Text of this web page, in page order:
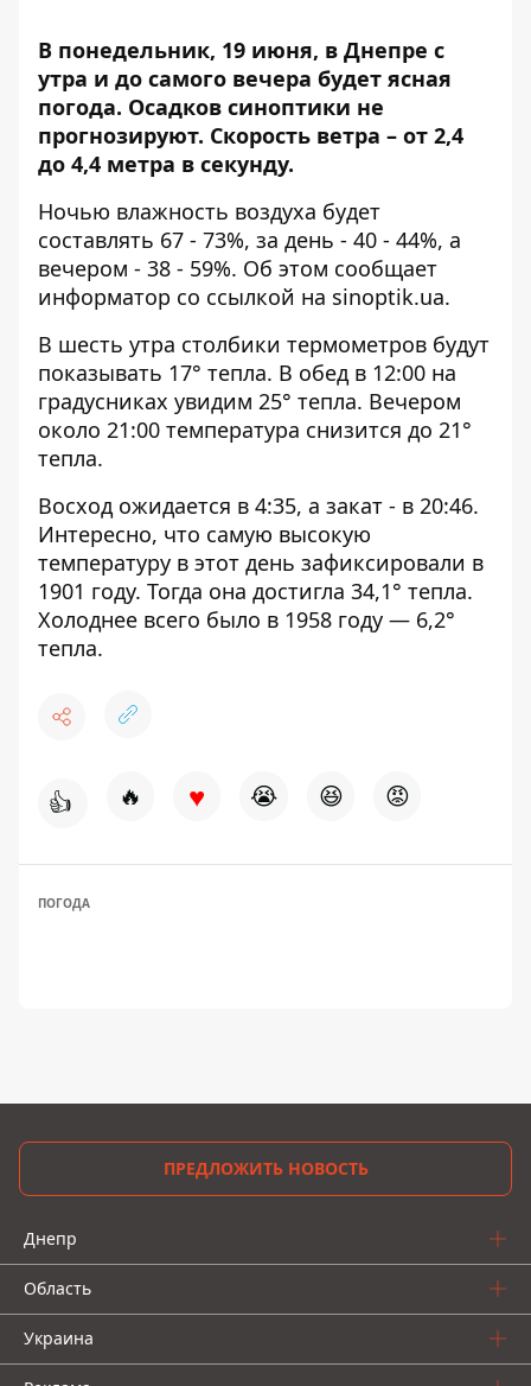
В понедельник, 19 июня, в Днепре с
утра и до самого вечера будет ясная
погода. Осадков синоптики не
прогнозируют. Скорость ветра – от 2,4
до 4,4 метра в секунду.
Ночью влажность воздуха будет
составлять 67 - 73%, за день - 40 - 44%, а
вечером - 38 - 59%. Об этом сообщает
информатор со ссылкой на sinoptik.ua.
В шесть утра столбики термометров будут
показывать 17° тепла. В обед в 12:00 на
градусниках увидим 25° тепла. Вечером
около 21:00 температура снизится до 21°
тепла.
Восход ожидается в 4:35, а закат - в 20:46.
Интересно, что самую высокую
температуру в этот день зафиксировали в
1901 году. Тогда она достигла 34,1° тепла.
Холоднее всего было в 1958 году — 6,2°
тепла.
👍 🔥 ♥ 😭 😆 😡
ПОГОДА
ПРЕДЛОЖИТЬ НОВОСТЬ
Днепр
Область
Украина